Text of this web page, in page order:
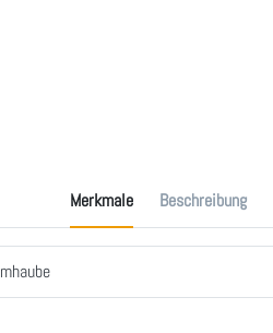
Merkmale Beschreibung